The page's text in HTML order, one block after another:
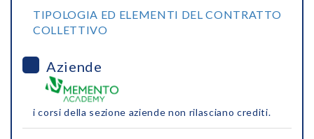
TIPOLOGIA ED ELEMENTI DEL CONTRATTO
COLLETTIVO
Aziende
i corsi della sezione aziende non rilasciano crediti.